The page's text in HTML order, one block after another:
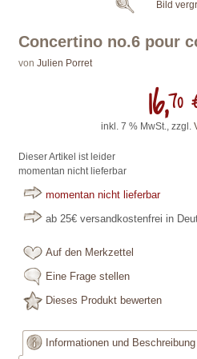
Concertino no.6 pour
von Julien Porret
16,70
inkl. 7 % MwSt., zzgl.
Dieser Artikel ist leider
momentan nicht lieferbar
momentan nicht lieferbar
ab 25€ versandkostenfrei in
Auf den Merkzettel
Eine Frage stellen
Dieses Produkt bewerten
Bild
Informationen und Beschreibung